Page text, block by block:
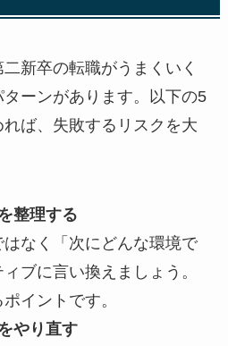
新卒の転職がうまくいく
ーンがあります。以下の5
ば、失敗するリスクを大
整理する
はなく「次にどんな環境で
ブに言い換えましょう。
イントです。
やり直す